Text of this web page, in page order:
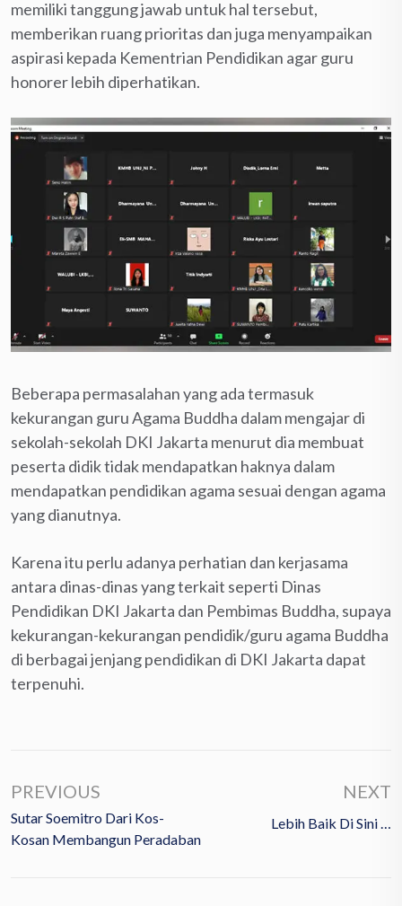
memiliki tanggung jawab untuk hal tersebut,
memberikan ruang prioritas dan juga menyampaikan
aspirasi kepada Kementrian Pendidikan agar guru
honorer lebih diperhatikan.
Beberapa permasalahan yang ada termasuk
kekurangan guru Agama Buddha dalam mengajar di
sekolah-sekolah DKI Jakarta menurut dia membuat
peserta didik tidak mendapatkan haknya dalam
mendapatkan pendidikan agama sesuai dengan agama
yang dianutnya.
Karena itu perlu adanya perhatian dan kerjasama
antara dinas-dinas yang terkait seperti Dinas
Pendidikan DKI Jakarta dan Pembimas Buddha, supaya
kekurangan-kekurangan pendidik/guru agama Buddha
di berbagai jenjang pendidikan di DKI Jakarta dapat
terpenuhi.
PREVIOUS
Sutar Soemitro Dari Kos-
Kosan Membangun Peradaban
NEXT
Lebih Baik Di Sini …